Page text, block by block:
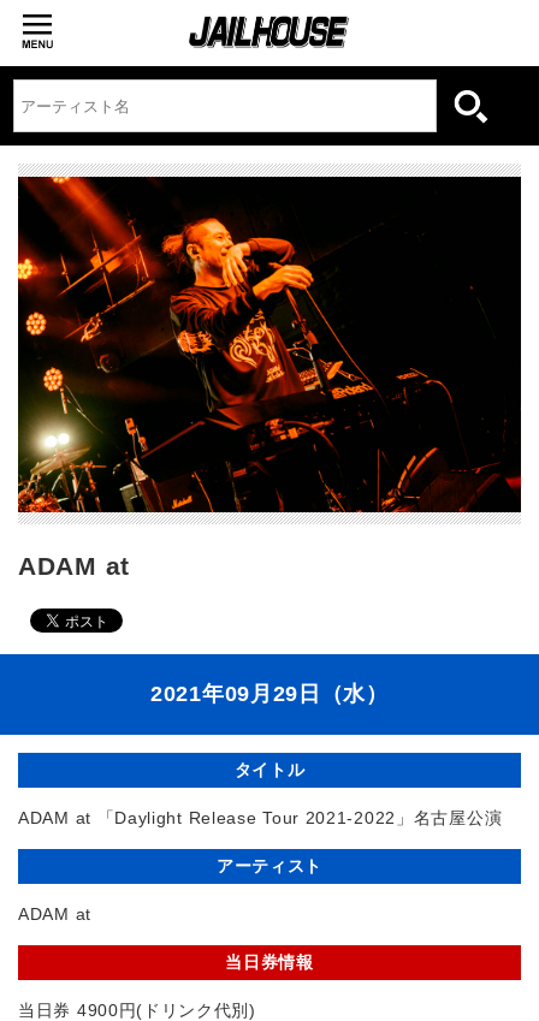
ADAM at
2021年09月29日（水）
タイトル
ADAM at 「Daylight Release Tour 2021-2022」名古屋公演
アーティスト
ADAM at
当日券情報
当日券 4900円(ドリンク代別)